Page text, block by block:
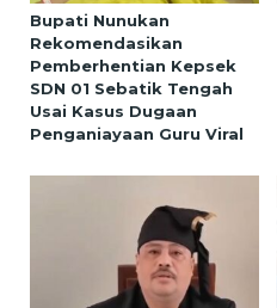
Bupati Nunukan
Rekomendasikan
Pemberhentian Kepsek
SDN 01 Sebatik Tengah
Usai Kasus Dugaan
Penganiayaan Guru Viral